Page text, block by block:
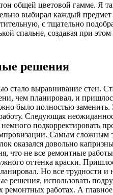
общей цветовой гамме. Я
выбирал каждый
с тщательно
спальне, создавая при
решения
стало выравнивание стен.
чем планировал, и
было полностью
Следующая
подкорректировать
Самым
оказался довольно
что не все ремонтные
оттенка краски.
Но все трудности
использовать
работах. А